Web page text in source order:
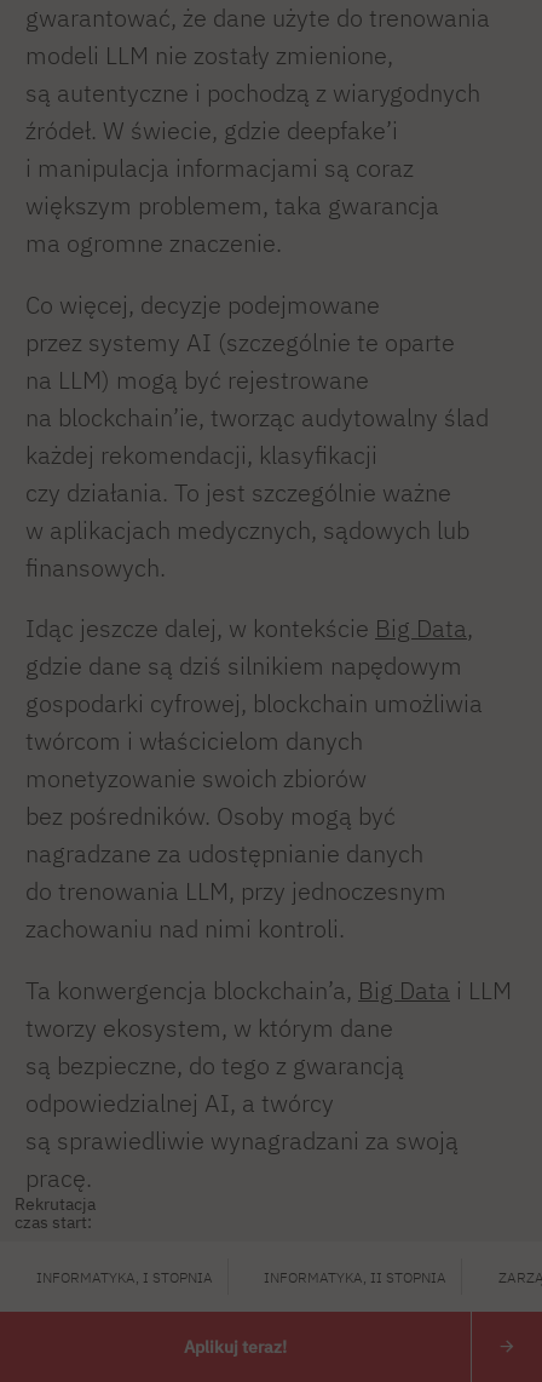
Rekrutacja
czas start:
INFORMATYKA, I STOPNIA INFORMATYKA, II STOPNIA
Aplikuj teraz!
gwarantować, że dane użyte do trenowania
modeli LLM nie zostały zmienione,
są autentyczne i pochodzą z wiarygodnych
źródeł. W świecie, gdzie deepfake’i
i manipulacja informacjami są coraz
większym problemem, taka gwarancja
ma ogromne znaczenie.
Co więcej, decyzje podejmowane
przez systemy AI (szczególnie te oparte
na LLM) mogą być rejestrowane
na blockchain’ie, tworząc audytowalny ślad
każdej rekomendacji, klasyfikacji
czy działania. To jest szczególnie ważne
w aplikacjach medycznych, sądowych lub
finansowych.
Idąc jeszcze dalej, w kontekście Big Data,
gdzie dane są dziś silnikiem napędowym
gospodarki cyfrowej, blockchain umożliwia
twórcom i właścicielom danych
monetyzowanie swoich zbiorów
bez pośredników. Osoby mogą być
nagradzane za udostępnianie danych
do trenowania LLM, przy jednoczesnym
zachowaniu nad nimi kontroli.
Ta konwergencja blockchain’a, Big Data i LLM
tworzy ekosystem, w którym dane
są bezpieczne, do tego z gwarancją
odpowiedzialnej AI, a twórcy
są sprawiedliwie wynagradzani za swoją
pracę.